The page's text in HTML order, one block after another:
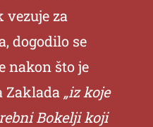
vezuje za
dogodilo se
nakon što je
Zaklada „iz koje
Bokelji koji